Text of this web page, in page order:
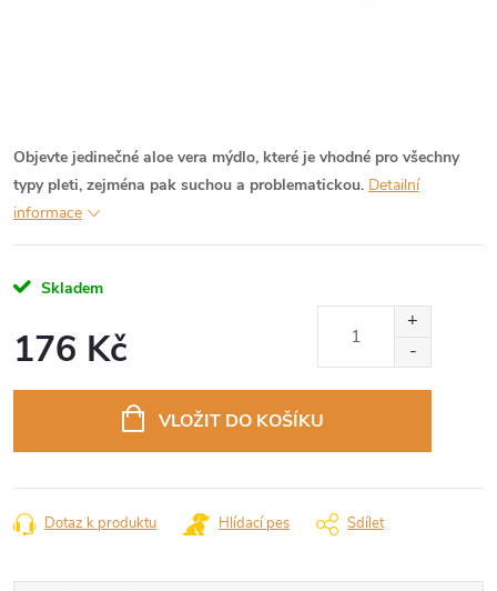
Objevte jedinečné aloe vera mýdlo, které je vhodné pro všechny
typy pleti, zejména pak suchou a problematickou. Detailní
informace
Skladem
176 Kč
VLOŽIT DO KOŠÍKU
Dotaz k produktu Hlídací pes Sdílet